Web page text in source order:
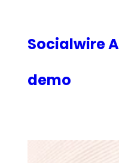
Socialwire
demo